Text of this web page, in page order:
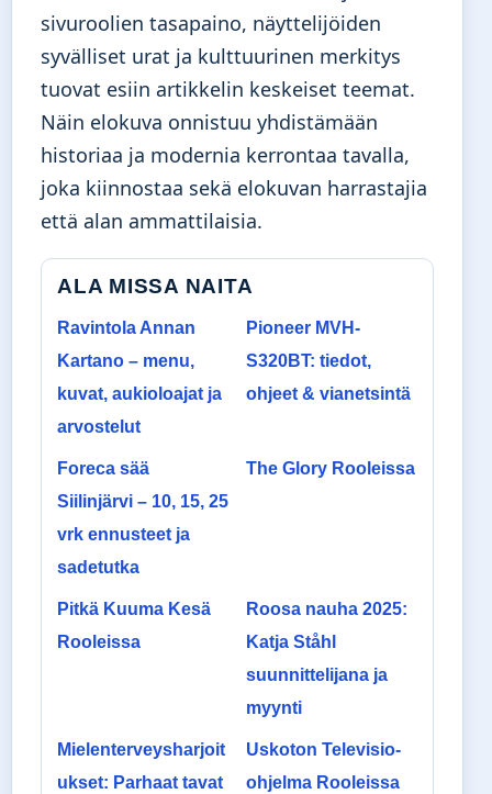
sivuroolien tasapaino, näyttelijöiden
syvälliset urat ja kulttuurinen merkitys
tuovat esiin artikkelin keskeiset teemat.
Näin elokuva onnistuu yhdistämään
historiaa ja modernia kerrontaa tavalla,
joka kiinnostaa sekä elokuvan harrastajia
että alan ammattilaisia.
ALA MISSA NAITA
Ravintola Annan
Kartano – menu,
kuvat, aukioloajat ja
arvostelut
Pioneer MVH-
S320BT: tiedot,
ohjeet & vianetsintä
Foreca sää
Siilinjärvi – 10, 15, 25
vrk ennusteet ja
sadetutka
The Glory Rooleissa
Pitkä Kuuma Kesä
Rooleissa
Roosa nauha 2025:
Katja Ståhl
suunnittelijana ja
myynti
Mielenterveysharjoit
ukset: Parhaat tavat
Uskoton Televisio-
ohjelma Rooleissa